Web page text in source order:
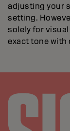
adjusting your
setting.
solely for
exact tone with